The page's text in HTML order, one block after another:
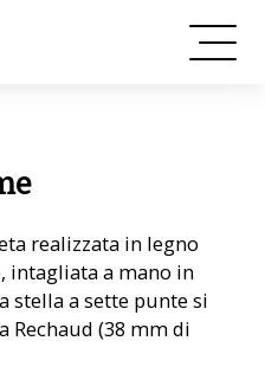
realizzata in legno
intagliata a mano in
stella a sette punte si
Rechaud (38 mm di